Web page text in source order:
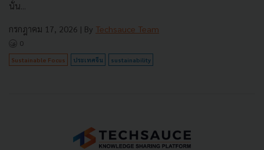
นั้น...
กรกฎาคม 17, 2026 | By Techsauce Team
0
Sustainable Focus ประเทศจีน sustainability